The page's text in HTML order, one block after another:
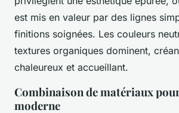
est mis en valeur par des lignes
finitions soignées. Les couleurs
textures organiques dominent,
chaleureux et accueillant.
Combinaison de matériaux
moderne